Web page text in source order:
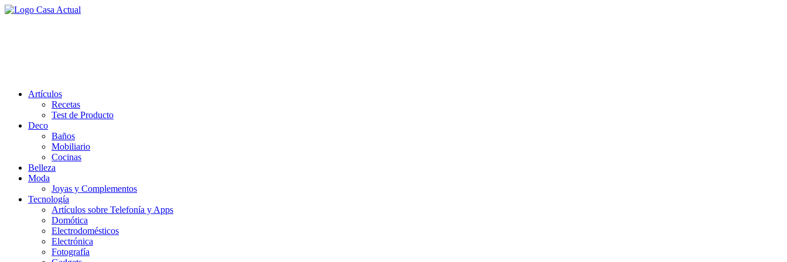
Saltar
Artículos
Recetas
Test de Producto
Deco
Baños
Mobiliario
Cocinas
Belleza
Moda
Joyas y Complementos
Tecnología
Artículos sobre Telefonía y Apps
Domótica
Electrodomésticos
Electrónica
Fotografía